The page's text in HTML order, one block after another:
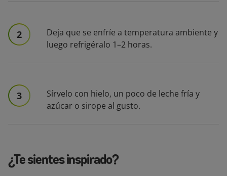
2
Deja que se enfríe a temperatura ambiente y
luego refrigéralo 1–2 horas.
3
Sírvelo con hielo, un poco de leche fría y
azúcar o sirope al gusto.
¿Te sientes inspirado?